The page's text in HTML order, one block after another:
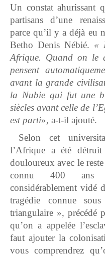
Un constat ahurissant
partisans d’une
parce qu’il y a déjà eu
Betho Denis Nébié. «
Afrique. Quand on le
pensent
avant la grande
la Nubie qui fut une
siècles avant celle de
est parti», a-t-il ajouté.
Selon cet
l’Afrique a été
douloureux avec le
connu 400 ans
considérablement vidé
tragédie connue
triangulaire », précédé
qu’on a appelée
faut ajouter la
vous comprendrez